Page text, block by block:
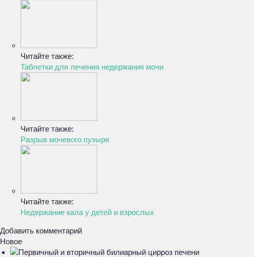
Читайте также:
Таблетки для лечения недержания мочи
Читайте также:
Разрыв мочевого пузыря
Читайте также:
Недержание кала у детей и взрослых
Добавить комментарий
Новое